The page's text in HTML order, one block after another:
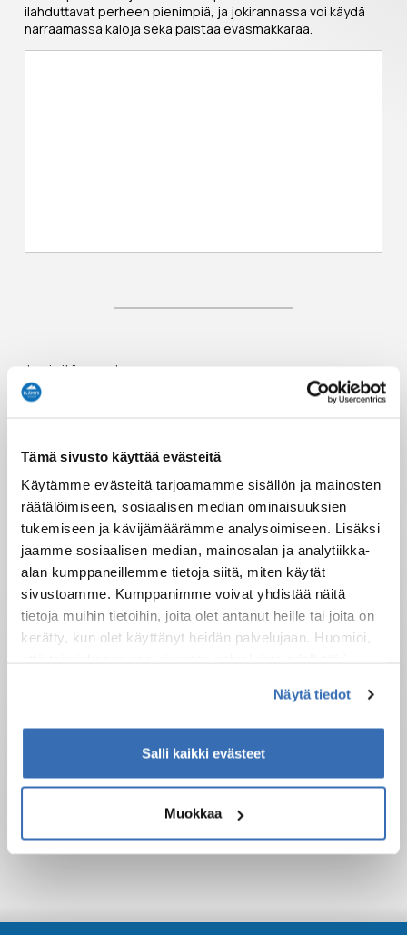
Tämä sivusto käyttää evästeitä
Käytämme evästeitä tarjoamamme sisällön ja mainosten
räätälöimiseen, sosiaalisen median ominaisuuksien
tukemiseen ja kävijämäärämme analysoimiseen. Lisäksi
jaamme sosiaalisen median, mainosalan ja analytiikka-
alan kumppaneillemme tietoja siitä, miten käytät
sivustoamme. Kumppanimme voivat yhdistää näitä
tietoja muihin tietoihin, joita olet antanut heille tai joita on
kerätty, kun olet käyttänyt heidän palvelujaan. Huomioi,
Näytä tiedot
Salli kaikki evästeet
Muokkaa
ilahduttavat perheen pienimpiä, ja jokirannassa voi käydä
narraamassa kaloja sekä paistaa eväsmakkaraa.
Juuri sitä parasta
KOHOKOHTIA
Arts & Culture
Lapualla sijaitseva Kulttuurikeskus Vanha Paukku on
persoonallinen kulttuurin- ja taiteen keidas, jossa aika ei
käy pitkäksi. Entinen patruunatehdas sai uuden elämän
muun muassa kaupunginkirjaston, museoiden,
ravintoloiden ja putiikkien kuten Lapuan Kankureiden
tehtaanmyymälän kotina.
Jokilaakson Matkailupuutarha
Arts & Culture
puutarhamatkailukohde sekä virkistysalue Lapuan
toimi yli sata vuotta Lapuan emäntäkoulu, jonka piha-
alueelle Jokilaakson matkailupuutarha perustettiin
tuovatkin vanhat Emäntäkoulun rakennukset, joissa on